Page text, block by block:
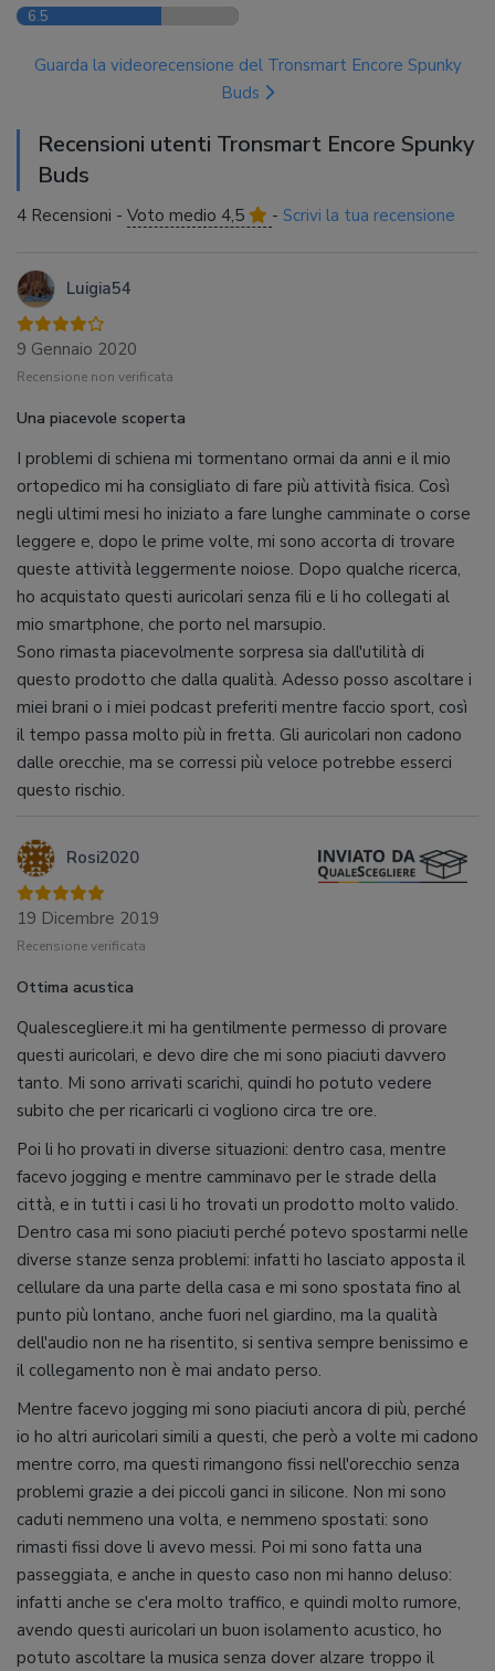
6.5
Guarda la videorecensione del Tronsmart Encore Spunky
Buds
Recensioni utenti Tronsmart Encore Spunky
Buds
4 Recensioni - Voto medio 4,5 - Scrivi la tua recensione
Luigia54
9 Gennaio 2020
Recensione non verificata
Una piacevole scoperta
I problemi di schiena mi tormentano ormai da anni e il mio
ortopedico mi ha consigliato di fare più attività fisica. Così
negli ultimi mesi ho iniziato a fare lunghe camminate o corse
leggere e, dopo le prime volte, mi sono accorta di trovare
queste attività leggermente noiose. Dopo qualche ricerca,
ho acquistato questi auricolari senza fili e li ho collegati al
mio smartphone, che porto nel marsupio.
Sono rimasta piacevolmente sorpresa sia dall'utilità di
questo prodotto che dalla qualità. Adesso posso ascoltare i
miei brani o i miei podcast preferiti mentre faccio sport, così
il tempo passa molto più in fretta. Gli auricolari non cadono
dalle orecchie, ma se corressi più veloce potrebbe esserci
questo rischio.
Rosi2020
19 Dicembre 2019
Recensione verificata
Ottima acustica
Qualescegliere.it mi ha gentilmente permesso di provare
questi auricolari, e devo dire che mi sono piaciuti davvero
tanto. Mi sono arrivati scarichi, quindi ho potuto vedere
subito che per ricaricarli ci vogliono circa tre ore.
Poi li ho provati in diverse situazioni: dentro casa, mentre
facevo jogging e mentre camminavo per le strade della
città, e in tutti i casi li ho trovati un prodotto molto valido.
Dentro casa mi sono piaciuti perché potevo spostarmi nelle
diverse stanze senza problemi: infatti ho lasciato apposta il
cellulare da una parte della casa e mi sono spostata fino al
punto più lontano, anche fuori nel giardino, ma la qualità
dell'audio non ne ha risentito, si sentiva sempre benissimo e
il collegamento non è mai andato perso.
Mentre facevo jogging mi sono piaciuti ancora di più, perché
io ho altri auricolari simili a questi, che però a volte mi cadono
mentre corro, ma questi rimangono fissi nell'orecchio senza
problemi grazie a dei piccoli ganci in silicone. Non mi sono
caduti nemmeno una volta, e nemmeno spostati: sono
rimasti fissi dove li avevo messi. Poi mi sono fatta una
passeggiata, e anche in questo caso non mi hanno deluso:
infatti anche se c'era molto traffico, e quindi molto rumore,
avendo questi auricolari un buon isolamento acustico, ho
potuto ascoltare la musica senza dover alzare troppo il